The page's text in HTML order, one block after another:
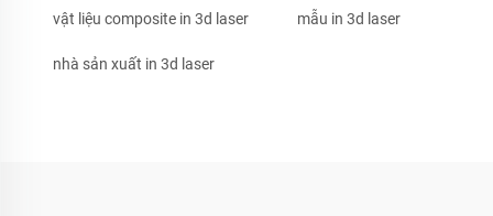
vật liệu composite in 3d laser mẫu in 3d laser
nhà sản xuất in 3d laser